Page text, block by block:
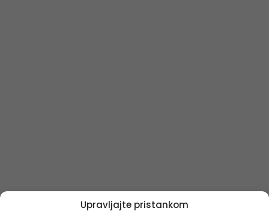
Upravljajte pristankom